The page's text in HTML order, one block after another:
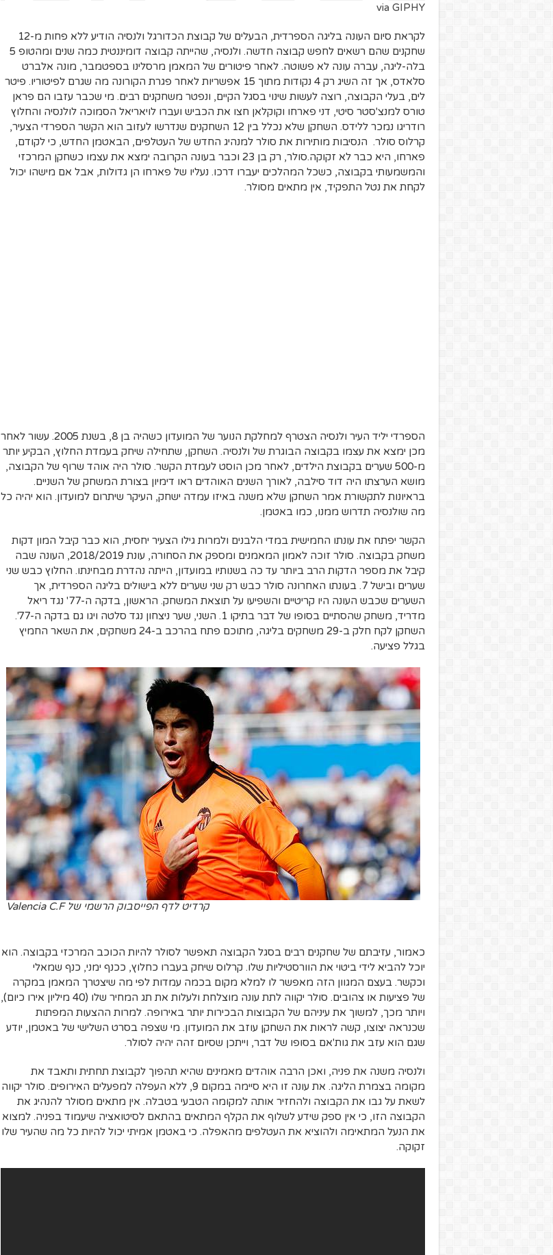
via GIPHY
לקראת סיום העונה בליגה הספרדית, הבעלים של קבוצת הכדורגל ולנסיה הודיע ללא פחות מ-12
שחקנים שהם רשאים לחפש קבוצה חדשה. ולנסיה, שהייתה קבוצה דומיננטית כמה שנים ומהטופ 5
בלה-ליגה, עברה עונה לא פשוטה. לאחר פיטורים של המאמן מרסלינו בספטמבר, מונה אלברט
סלאדס, אך זה השיג רק 4 נקודות מתוך 15 אפשריות לאחר פגרת הקורונה מה שגרם לפיטוריו. פיטר
לים, בעלי הקבוצה, רוצה לעשות שינוי בסגל הקיים, ונפטר משחקנים רבים. מי שכבר עזבו הם פראן
טורס למנצ'סטר סיטי, דני פארחו וקוקלאן חצו את הכביש ועברו לויאריאל הסמוכה לולנסיה והחלוץ
רודריגו נמכר ללידס. השחקן שלא נכלל בין 12 השחקנים שנדרשו לעזוב הוא הקשר הספרדי הצעיר,
קרלוס סולר. הנסיבות מותירות את סולר למנהיג החדש של העטלפים, הבאטמן החדש, כי לקודם,
פארחו, היא כבר לא זקוקה.סולר, רק בן 23 וכבר בעונה הקרובה ימצא את עצמו כשחקן המרכזי
והמשמעותי בקבוצה, כשכל המהלכים יעברו דרכו. נעליו של פארחו הן גדולות, אבל אם מישהו יכול
לקחת את נטל התפקיד, אין מתאים מסולר.
הספרדי יליד העיר ולנסיה הצטרף למחלקת הנוער של המועדון כשהיה בן 8, בשנת 2005. עשור לאחר
מכן ימצא את עצמו בקבוצה הבוגרת של ולנסיה. השחקן, שתחילה שיחק בעמדת החלוץ, הבקיע יותר
מ-500 שערים בקבוצת הילדים, לאחר מכן הוסט לעמדת הקשר. סולר היה אוהד שרוף של הקבוצה,
מושא הערצתו היה דוד סילבה, לאורך השנים האוהדים ראו דימיון בצורת המשחק של השניים.
בראיונות לתקשורת אמר השחקן שלא משנה באיזו עמדה ישחק, העיקר שיתרום למועדון. הוא יהיה כל
מה שולנסיה תדרוש ממנו, כמו באטמן.
הקשר יפתח את עונתו החמישית במדי הלבנים ולמרות גילו הצעיר יחסית, הוא כבר קיבל המון דקות
משחק בקבוצה. סולר זוכה לאמון המאמנים ומספק את הסחורה, עונת 2018/2019, העונה שבה
קיבל את מספר הדקות הרב ביותר עד כה בשנותיו במועדון, הייתה נהדרת מבחינתו. החלוץ כבש שני
שערים ובישל 7. בעונתו האחרונה סולר כבש רק שני שערים ללא בישולים בליגה הספרדית, אך
השערים שכבש העונה היו קריטיים והשפיעו על תוצאת המשחק. הראשון, בדקה ה-77' נגד ריאל
מדריד, משחק שהסתיים בסופו של דבר בתיקו 1. השני, שער ניצחון נגד סלטה ויגו גם בדקה ה-77'.
השחקן לקח חלק ב-29 משחקים בליגה, מתוכם פתח בהרכב ב-24 משחקים, את השאר החמיץ
בגלל פציעה.
קרדיט לדף הפייסבוק הרשמי של Valencia C.F
כאמור, עזיבתם של שחקנים רבים בסגל הקבוצה תאפשר לסולר להיות הכוכב המרכזי בקבוצה. הוא
יוכל להביא לידי ביטוי את הוורסטיליות שלו. קרלוס שיחק בעברו כחלוץ, ככנף ימני, כנף שמאלי
וכקשר. בעצם המגוון הזה מאפשר לו למלא מקום בכמה עמדות לפי מה שיצטרך המאמן במקרה
של פציעות או צהובים. סולר יקווה לתת עונה מוצלחת ולעלות את תג המחיר שלו (40 מיליון אירו כיום),
ויותר מכך, למשוך את עיניהם של הקבוצות הבכירות יותר באירופה. למרות ההצעות המפתות
שכנראה יצוצו, קשה לראות את השחקן עוזב את המועדון. מי שצפה בסרט השלישי של באטמן, יודע
שגם הוא עזב את גות'אם בסופו של דבר, וייתכן שסיום זהה יהיה לסולר.
ולנסיה משנה את פניה, ואכן הרבה אוהדים מאמינים שהיא תהפוך לקבוצת תחתית ותאבד את
מקומה בצמרת הליגה. את עונה זו היא סיימה במקום 9, ללא העפלה למפעלים האירופים. סולר יקווה
לשאת על גבו את הקבוצה ולהחזיר אותה למקומה הטבעי בטבלה. אין מתאים מסולר להנהיג את
הקבוצה הזו, כי אין ספק שידע לשלוף את הקלף המתאים בהתאם לסיטואציה שיעמוד בפניה. למצוא
את הנעל המתאימה ולהוציא את העטלפים מהאפלה. כי באטמן אמיתי יכול להיות כל מה שהעיר שלו
זקוקה.